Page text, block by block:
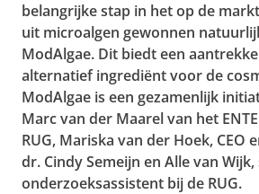
belangrijke stap in het op de
uit microalgen gewonnen
ModAlgae. Dit biedt een
alternatief ingrediënt voor de
ModAlgae is een gezamenlijk
Marc van der Maarel van het
RUG, Mariska van der Hoek, CEO
dr. Cindy Semeijn en Alle van
onderzoeksassistent bij de RUG.